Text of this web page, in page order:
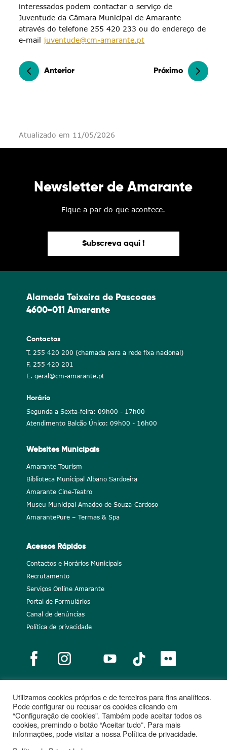
interessados podem contactar o serviço de
Juventude da Câmara Municipal de Amarante
através do telefone 255 420 233 ou do endereço de
e-mailjuventude@cm-amarante.pt
Anterior Próximo
Atualizado em 11/05/2026
Newsletter de Amarante
Fique a par do que acontece.
Subscreva aqui !
Alameda Teixeira de Pascoaes
4600-011 Amarante
Contactos
T. 255 420 200 (chamada para a rede fixa nacional)
F. 255 420 201
E. geral@cm-amarante.pt
Horário
Segunda a Sexta-feira: 09h00 - 17h00
Atendimento Balcão Único: 09h00 - 16h00
Websites Municipais
Amarante Tourism
Biblioteca Municipal Albano Sardoeira
Amarante Cine-Teatro
Museu Municipal Amadeo de Souza-Cardoso
AmarantePure – Termas & Spa
Acessos Rápidos
Contactos e Horários Municipais
Recrutamento
Serviços Online Amarante
Portal de Formulários
Canal de denúncias
Política de privacidade
Notícias Recrutamento Portugal 2020
União Europeia
Projetos cofinanciados
Utilizamos cookies próprios e de terceiros para fins analíticos.
Pode configurar ou recusar os cookies clicando em
“Configuração de cookies”. Também pode aceitar todos os
cookies, premindo o botão “Aceitar tudo”. Para mais
informações, pode visitar a nossa Política de privacidade.